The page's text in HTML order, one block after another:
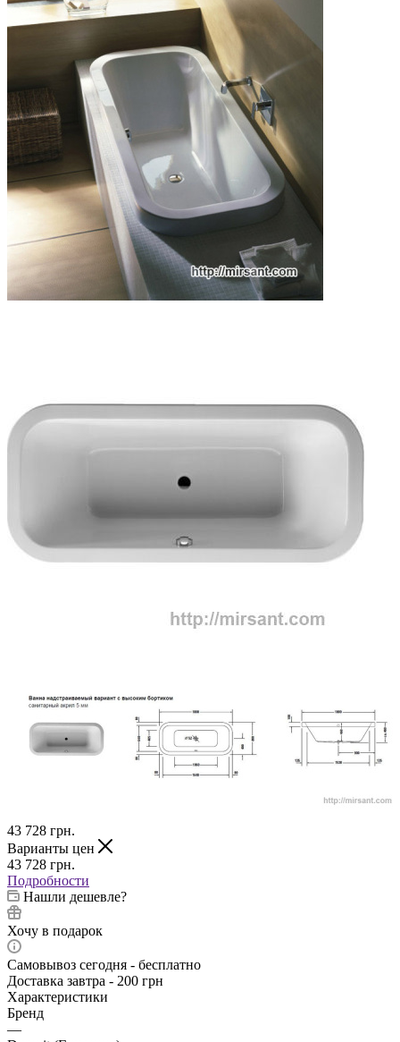
43 728 грн.
Варианты цен
43 728 грн.
Подробности
Нашли дешевле?
Хочу в подарок
Самовывоз сегодня - бесплатно
Доставка завтра - 200 грн
Характеристики
Бренд
—